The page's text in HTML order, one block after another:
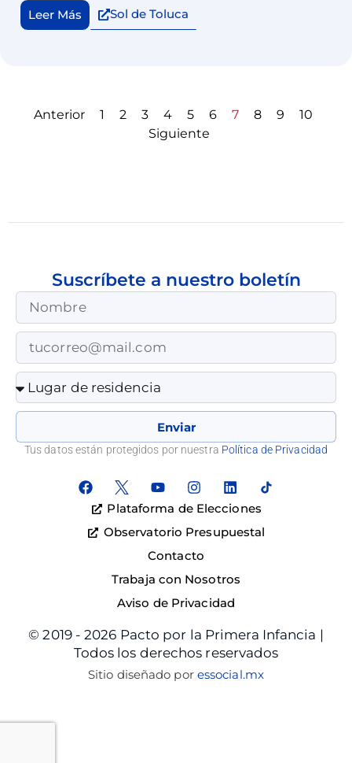
Leer Más Sol de Toluca
Anterior 1 2 3 4 5 6 7 8 9
10
Siguiente
Enviar
Suscríbete a nuestro boletín
Tus datos están protegidos por nuestra Política de Privacidad
Plataforma de Elecciones
Observatorio Presupuestal
Contacto
Trabaja con Nosotros
Aviso de Privacidad
© 2019 - 2026 Pacto por la Primera Infancia |
Todos los derechos reservados
Sitio diseñado por essocial.mx